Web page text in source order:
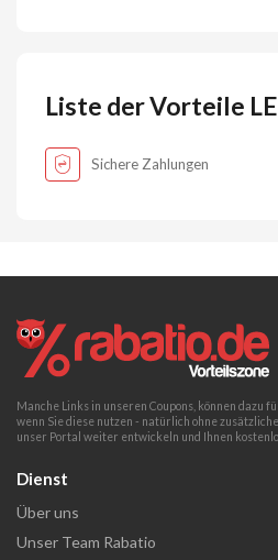
Liste der Vorteile
Sichere Zahlungen
Manche Links in unseren Coupons, können dazu
wenn Sie diese nutzen - natürlich ohne
unser Portal weiter entwickeln und Ihnen
Dienst
Über uns
Unser Team Rabatio